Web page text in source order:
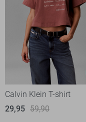
Calvin Klein T-shirt
29,95 59,90